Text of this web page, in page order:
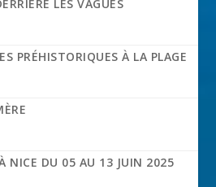
LES VAGUES
PRÉHISTORIQUES À LA PLAGE
NICE DU 05 AU 13 JUIN 2025